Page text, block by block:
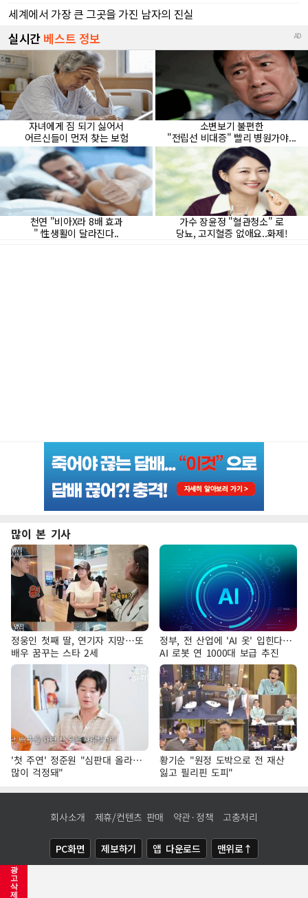
광
고
삭
제
많이 본 기사
정웅인 첫째 딸, 연기자 지망…또
배우 꿈꾸는 스타 2세
정부, 전 산업에 'AI 옷' 입힌다…
AI 로봇 연 1000대 보급 추진
'첫 주연' 정준원 "심판대 올라…
많이 걱정돼"
황기순 "원정 도박으로 전 재산
잃고 필리핀 도피"
회사소개 제휴/컨텐츠 판매 약관·정책 고충처리
PC화면 제보하기 앱 다운로드 맨위로↑